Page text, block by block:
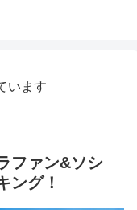
います
ファン&ソシ
ング！